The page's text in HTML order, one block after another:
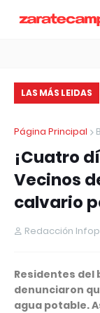
LAS MÁS LEIDAS
esta plataforma te
Página Principal
¡Cuatro
Vecinos
calvario
Redacción
Residentes del
denunciaron
agua potable.